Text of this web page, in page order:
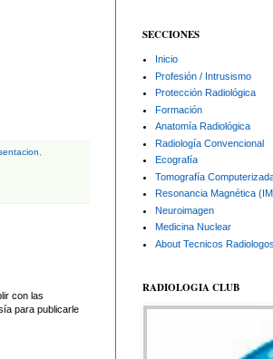
con las
para publicarle
SECCIONES
Inicio
Profesión / Intrusismo
Protección Radiológica
Formación
Anatomía Radiológica
Radiología Convencional
Ecografía
Tomografía
Resonancia Magnética
Neuroimagen
Medicina Nuclear
About Tecnicos
RADIOLOGIA CLUB